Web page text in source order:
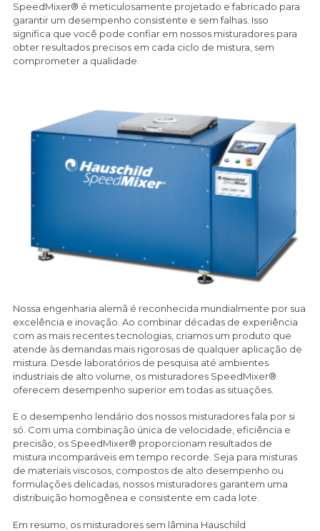
SpeedMixer® é meticulosamente projetado e fabricado para
garantir um desempenho consistente e sem falhas. Isso
significa que você pode confiar em nossos misturadores para
obter resultados precisos em cada ciclo de mistura, sem
comprometer a qualidade.
Nossa engenharia alemã é reconhecida mundialmente por sua
excelência e inovação. Ao combinar décadas de experiência
com as mais recentes tecnologias, criamos um produto que
atende às demandas mais rigorosas de qualquer aplicação de
mistura. Desde laboratórios de pesquisa até ambientes
industriais de alto volume, os misturadores SpeedMixer®
oferecem desempenho superior em todas as situações.
E o desempenho lendário dos nossos misturadores fala por si
só. Com uma combinação única de velocidade, eficiência e
precisão, os SpeedMixer® proporcionam resultados de
mistura incomparáveis em tempo recorde. Seja para misturas
de materiais viscosos, compostos de alto desempenho ou
formulações delicadas, nossos misturadores garantem uma
distribuição homogênea e consistente em cada lote.
Em resumo, os misturadores sem lâmina Hauschild